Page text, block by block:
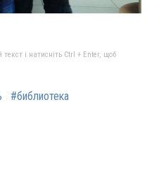
і натисніть Ctrl + Enter, щоб
#библиотека